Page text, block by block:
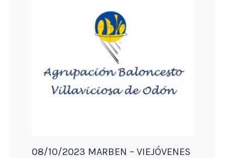
08/10/2023 MARBEN – VIEJÓVENES